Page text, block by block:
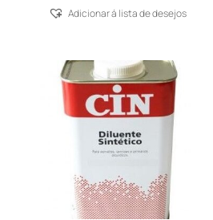
Adicionar á lista de desejos